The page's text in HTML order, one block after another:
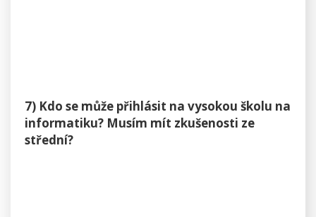
7) Kdo se může přihlásit na vysokou školu na
informatiku? Musím mít zkušenosti ze
střední?